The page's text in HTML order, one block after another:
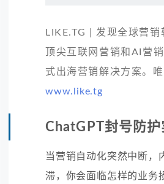
LIKE.TG | 发现全球营销
顶尖互联网营销和AI营
式出海营销解决方案。唯
www.like.tg
ChatGPT封号防护
当营销自动化突然中断，
滞，你会面临怎样的业务